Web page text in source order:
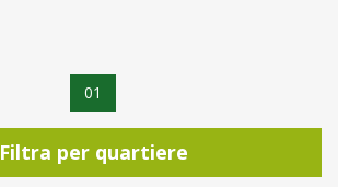
01
Filtra per quartiere